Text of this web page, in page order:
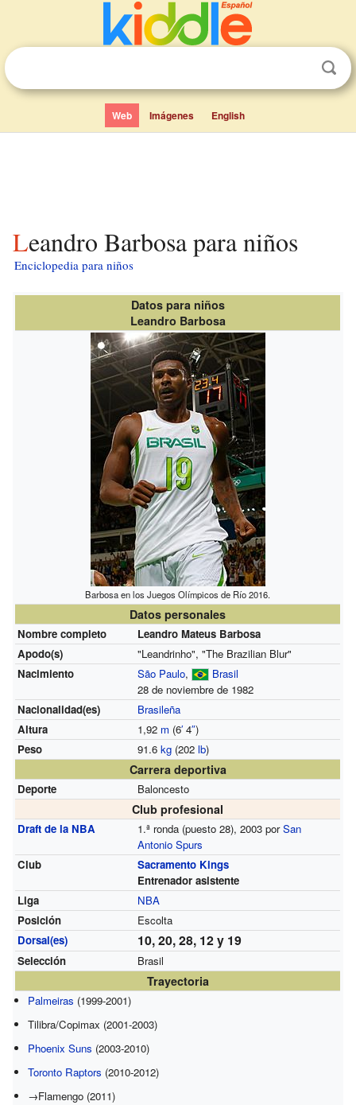
Web Imágenes English
Leandro Barbosa para niños
Enciclopedia para niños
Datos para niños
Leandro Barbosa
Barbosa en los Juegos Olímpicos de Río 2016.
Datos personales
Nombre completo
Leandro Mateus Barbosa
Apodo(s)
"Leandrinho", "The Brazilian Blur"
Nacimiento
São Paulo,
Brasil
28 de noviembre de 1982
Nacionalidad(es)
Brasileña
Altura
1,92 m (6′4″)
Peso
91.6 kg(202 lb)
Carrera deportiva
Deporte Baloncesto
Club profesional
Draft de la NBA 1.ª ronda (puesto 28), 2003 porSan
Antonio Spurs
Club
Sacramento Kings
Entrenador asistente
Liga
NBA
Posición
Escolta
Dorsal(es)
10, 20, 28, 12 y 19
Selección Brasil
Trayectoria
Palmeiras (1999-2001)
Tilibra/Copimax (2001-2003)
Phoenix Suns (2003-2010)
Toronto Raptors (2010-2012)
→Flamengo (2011)